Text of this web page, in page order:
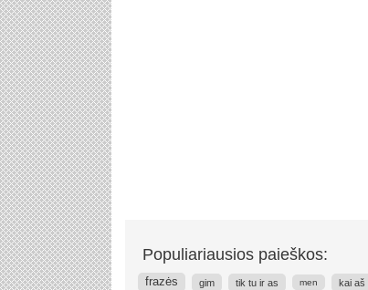
Populiariausios paieškos:
frazės gim tik tu ir as men kai aš